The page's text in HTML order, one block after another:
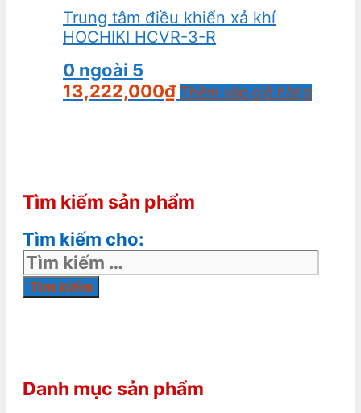
Trung tâm điều khiển xả khí
HOCHIKI HCVR-3-R
0 ngoài 5
13,222,000₫ Thêm vào giỏ hàng
Tìm kiếm sản phẩm
Tìm kiếm cho:
Danh mục sản phẩm